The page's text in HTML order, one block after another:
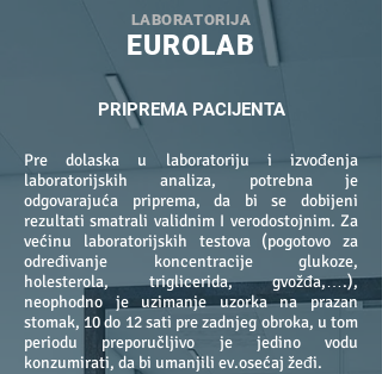
LABORATORIJA
EUROLAB
PRIPREMA PACIJENTA
Pre dolaska u laboratoriju i izvođenja
laboratorijskih analiza, potrebna je
odgovarajuća priprema, da bi se dobijeni
rezultati smatrali validnim I verodostojnim. Za
većinu laboratorijskih testova (pogotovo za
određivanje koncentracije glukoze,
holesterola, triglicerida, gvožđa,….),
neophodno je uzimanje uzorka na prazan
stomak, 10 do 12 sati pre zadnjeg obroka, u tom
periodu preporučljivo je jedino vodu
konzumirati, da bi umanjili ev.osećaj žeđi.